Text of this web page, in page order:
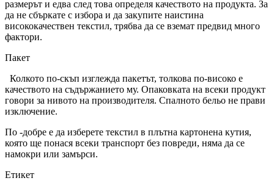
размерът и едва след това определя качеството на продукта. За
да не сбъркате с избора и да закупите наистина
висококачествен текстил, трябва да се вземат предвид много
фактори.
Пакет
Колкото по-скъп изглежда пакетът, толкова по-високо е
качеството на съдържанието му. Опаковката на всеки продукт
говори за нивото на производителя. Спалното бельо не прави
изключение.
По -добре е да изберете текстил в плътна картонена кутия,
която ще понася всеки транспорт без повреди, няма да се
намокри или замърси.
Етикет